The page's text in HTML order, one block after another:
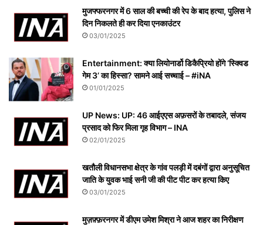
मुजफ्फरनगर में 6 साल की बच्ची की रेप के बाद हत्या, पुलिस ने
दिन निकलते ही कर दिया एनकाउंटर
03/01/2025
Entertainment: क्या लियोनार्डो डिकैप्रियो होंगे ‘स्क्विड
गेम 3’ का हिस्सा? सामने आई सच्चाई – #iNA
01/01/2025
UP News: UP: 46 आईएएस अफ़सरों के तबादले, संजय
प्रसाद को फिर मिला गृह विभाग – INA
02/01/2025
खतौली विधानसभा क्षेत्र के गांव पलड़ी में दबंगों द्वारा अनुसूचित
जाति के युवक भाई सनी जी की पीट पीट कर हत्या किए
03/01/2025
मुज़फ़्फ़रनगर में डीएम उमेश मिश्रा ने आज शहर का निरीक्षण